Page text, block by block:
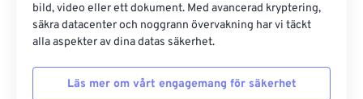
bild, video eller ett dokument. Med avancerad kryptering,
säkra datacenter och noggrann övervakning har vi täckt
alla aspekter av dina datas säkerhet.
Läs mer om vårt engagemang för säkerhet